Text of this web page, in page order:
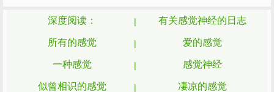
深度阅读： 有关感觉神经的日志
所有的感觉 爱的感觉
一种感觉 感觉神经
似曾相识的感觉 凄凉的感觉